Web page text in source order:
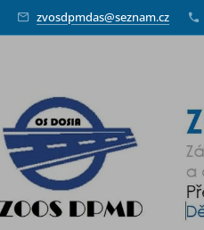
zvosdpmdas@seznam.cz